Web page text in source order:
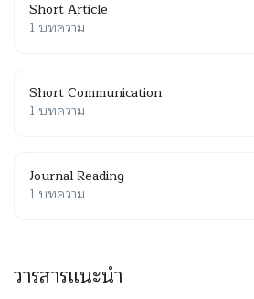
Short Article
1 บทความ
Short Communication
1 บทความ
Journal Reading
1 บทความ
วารสารแนะนำ